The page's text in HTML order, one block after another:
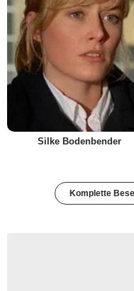
Silke Bodenbender
Komplette